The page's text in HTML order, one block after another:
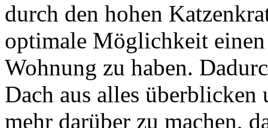
durch den hohen
optimale Möglichkeit
Wohnung zu haben.
Dach aus alles
mehr darüber zu machen,